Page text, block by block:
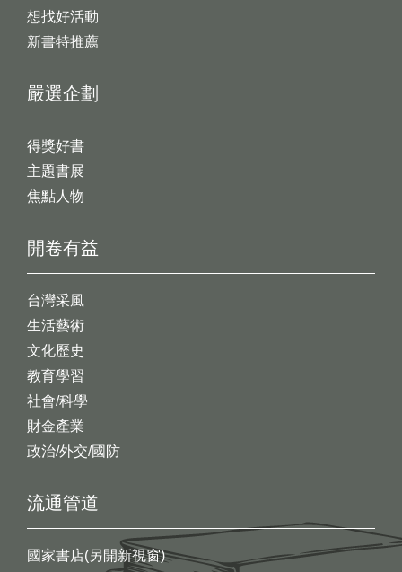
想找好活動
新書特推薦
開卷有益
台灣采風
生活藝術
文化歷史
教育學習
社會/科學
財金產業
政治/外交/國防
嚴選企劃
得獎好書
主題書展
焦點人物
流通管道
國家書店(另開新視窗)